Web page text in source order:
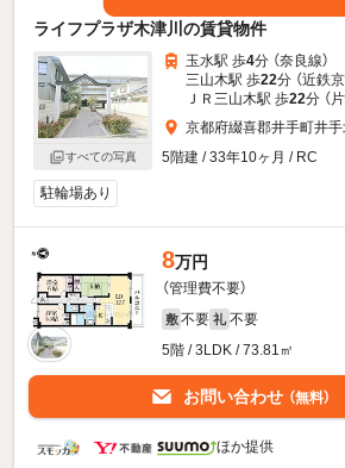
ライフプラザ木津川の賃貸物件
すべての写真
玉水駅 歩4分 （奈良線）
三山木駅 歩22分 （近鉄京
ＪＲ三山木駅 歩22分 （
京都府綴喜郡井手町井手
5階建 / 33年10ヶ月 / RC
駐輪場あり
8万円
（管理費不要）
敷 不要 礼 不要
5階 / 3LDK / 73.81㎡
お問い合わせ （無料）
ほか提供